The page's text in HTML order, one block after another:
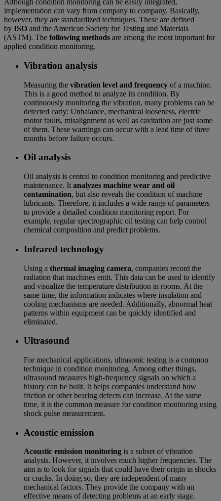
Although condition monitoring can be easily integrated,
implementation can vary from company to company. Basically,
however, they are standardized techniques. These are defined
by ISO and the American Society for Testing and Materials
(ASTM). The following methods are among the most important for
applied condition monitoring.
Vibration analysis
Measuring the vibration level and frequency of a machine.
This is a good method to analyze its condition. By
continuously monitoring the vibration, many problems can be
detected early: Unbalance, mechanical looseness, electric
motor faults, misalignment as well as cavitation are just some
of them. These warnings can occur with a lead time of three
months before failure occurs.
Oil analysis
Oil analysis is central to condition monitoring and predictive
maintenance. It analyzes machine wear and oil
contamination, but also reveals the condition of machine
lubricants. Therefore, it includes a wide range of parameters
to provide a detailed condition monitoring report. For
example, regular spectrographic oil testing can help control
chemical composition and predict problems.
Infrared technology
Using a thermal imaging camera, companies record the
radiation that machines emit. This data can be used to identify
and visualize the temperature distribution in rooms. At the
same time, the information indicates where insulation and
cooling mechanisms are needed. Additionally, abnormal heat
patterns within equipment can be quickly identified and
eliminated.
Ultrasound
For mechanical applications, ultrasonic testing is a common
technique in condition monitoring. Among other things,
ultrasound measures high-frequency signals on which a
history can be built. It helps companies understand how
friction or other bearing defects can increase. At the same
time, it is the common measure for condition monitoring using
shock pulse measurement.
Acoustic emission
Acoustic emission monitoring is a subset of vibration
analysis. However, it involves much higher frequencies. The
aim is to look for signals that could have their origin in shocks
or cracks. In doing so, they are independent of many
mechanical factors. They provide the company with an
effective means of detecting problems at an early stage.